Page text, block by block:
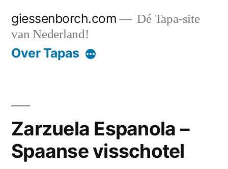
naar
giessenborch.com
Dé Tapa-site
van Nederland!
Over Tapas
Zarzuela Espanola –
Spaanse visschotel